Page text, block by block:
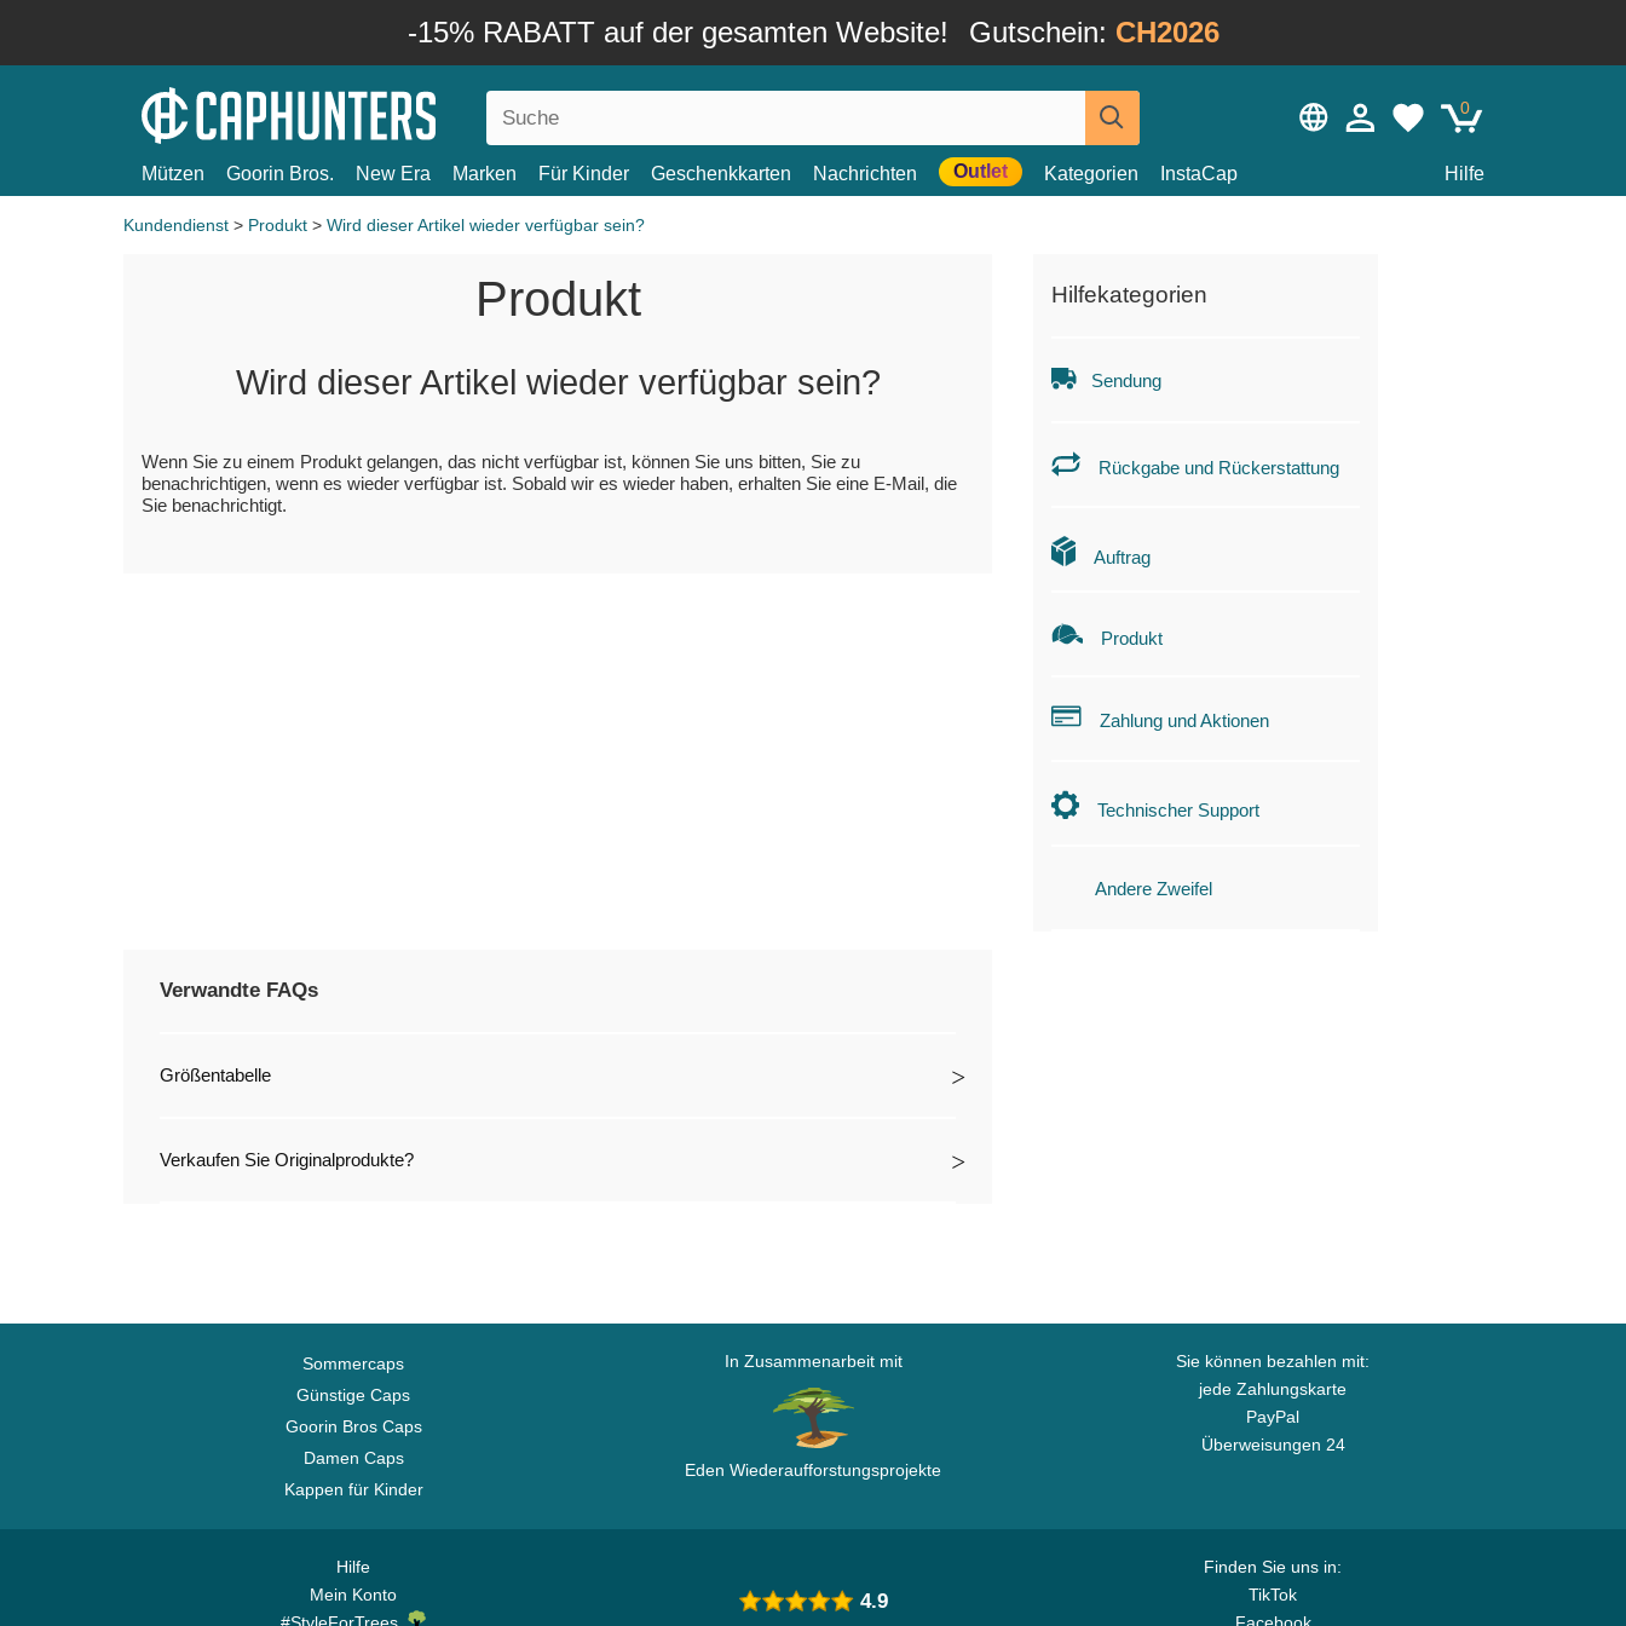
-15% RABATT auf der gesamten Website! Gutschein: CH2026
0
Mützen Goorin Bros. New Era Marken Für Kinder Geschenkkarten Nachrichten Outlet Kategorien InstaCap Hilfe
Kundendienst > Produkt > Wird dieser Artikel wieder verfügbar sein?
Produkt
Wird dieser Artikel wieder verfügbar sein?
Wenn Sie zu einem Produkt gelangen, das nicht verfügbar ist, können Sie uns bitten, Sie zu
benachrichtigen, wenn es wieder verfügbar ist. Sobald wir es wieder haben, erhalten Sie eine E-Mail, die
Sie benachrichtigt.
Hilfekategorien
Sendung
Rückgabe und Rückerstattung
Auftrag
Produkt
Zahlung und Aktionen
Technischer Support
Andere Zweifel
Verwandte FAQs
Größentabelle
Verkaufen Sie Originalprodukte?
Sommercaps
Günstige Caps
Goorin Bros Caps
Damen Caps
Kappen für Kinder
In Zusammenarbeit mit
Eden Wiederaufforstungsprojekte
Sie können bezahlen mit:
jede Zahlungskarte
PayPal
Überweisungen 24
Hilfe
Mein Konto
Finden Sie uns in:
TikTok
4.9